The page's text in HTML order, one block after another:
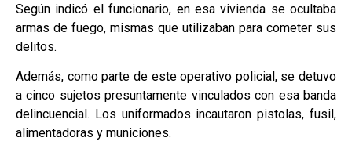
Según indicó el funcionario, en esa vivienda se ocultaba
armas de fuego, mismas que utilizaban para cometer sus
delitos.
Además, como parte de este operativo policial, se detuvo
a cinco sujetos presuntamente vinculados con esa banda
delincuencial. Los uniformados incautaron pistolas, fusil,
alimentadoras y municiones.